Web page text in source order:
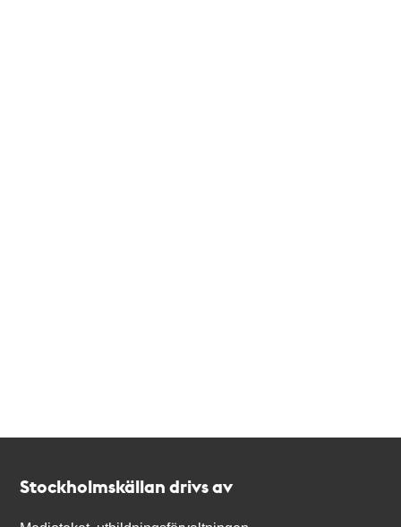
Stockholmskällan drivs av